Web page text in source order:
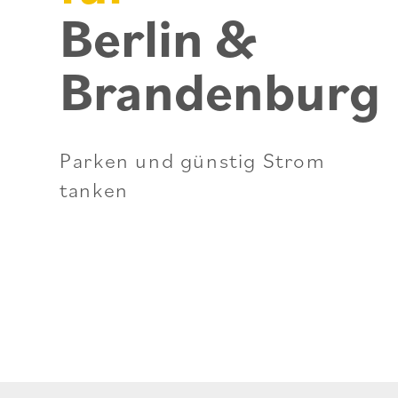
Berlin &
Brandenburg
Parken und günstig Strom
tanken